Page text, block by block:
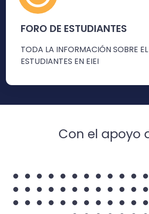
FORO DE ESTUDIANTES
TODA LA INFORMACIÓN SOBRE
ESTUDIANTES EN EIEI
Con el apoyo